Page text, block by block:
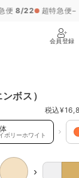
会員登録
ボリーホワイト
›
ボス）
税込